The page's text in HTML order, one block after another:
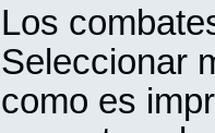
Los
Seleccionar
como es